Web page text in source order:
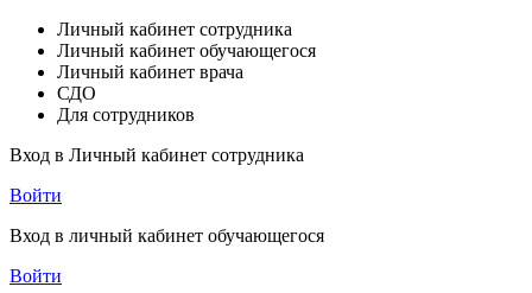
Личный кабинет сотрудника
Личный кабинет обучающегося
Личный кабинет врача
СДО
Для сотрудников
Вход в Личный кабинет сотрудника
Войти
Вход в личный кабинет обучающегося
Войти